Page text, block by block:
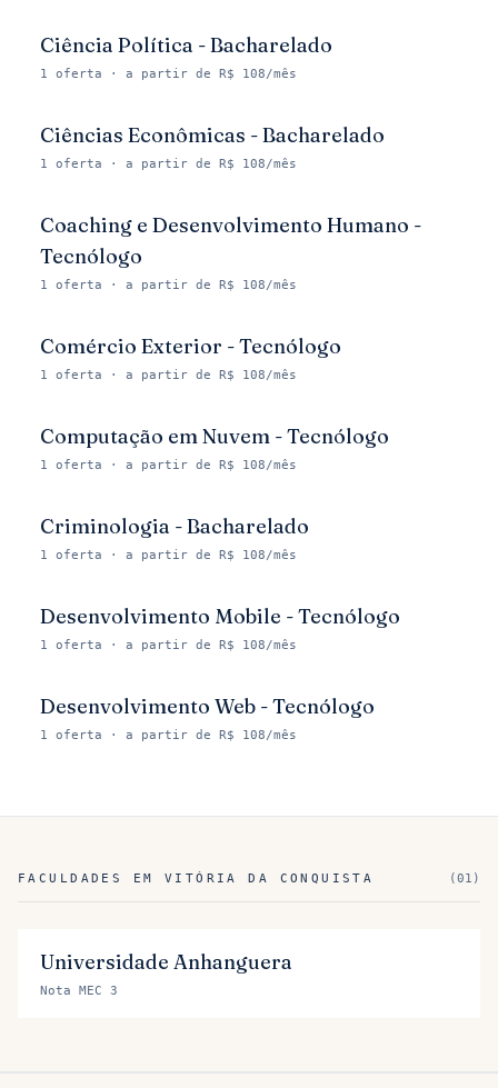
Ciência Política - Bacharelado
1 oferta · a partir de R$ 108/mês
Ciências Econômicas - Bacharelado
1 oferta · a partir de R$ 108/mês
Coaching e Desenvolvimento Humano -
Tecnólogo
1 oferta · a partir de R$ 108/mês
Comércio Exterior - Tecnólogo
1 oferta · a partir de R$ 108/mês
Computação em Nuvem - Tecnólogo
1 oferta · a partir de R$ 108/mês
Criminologia - Bacharelado
1 oferta · a partir de R$ 108/mês
Desenvolvimento Mobile - Tecnólogo
1 oferta · a partir de R$ 108/mês
Desenvolvimento Web - Tecnólogo
1 oferta · a partir de R$ 108/mês
FACULDADES EM VITÓRIA DA CONQUISTA (01 )
Universidade Anhanguera
Nota MEC 3